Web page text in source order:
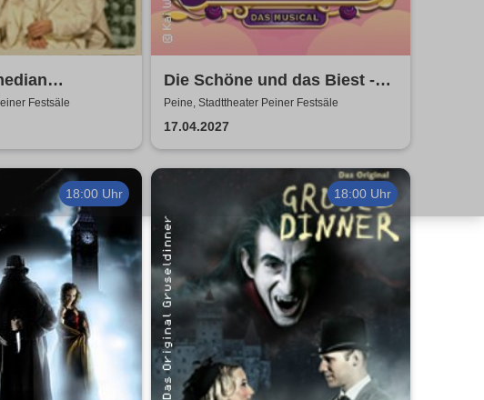
- Hell ist die
Festsäle
Die Schöne und das Biest -
das Musical | Theater Liberi
Peine, Stadttheater Peiner Festsäle
17.04.2027
18:00 Uhr 18:00 Uhr